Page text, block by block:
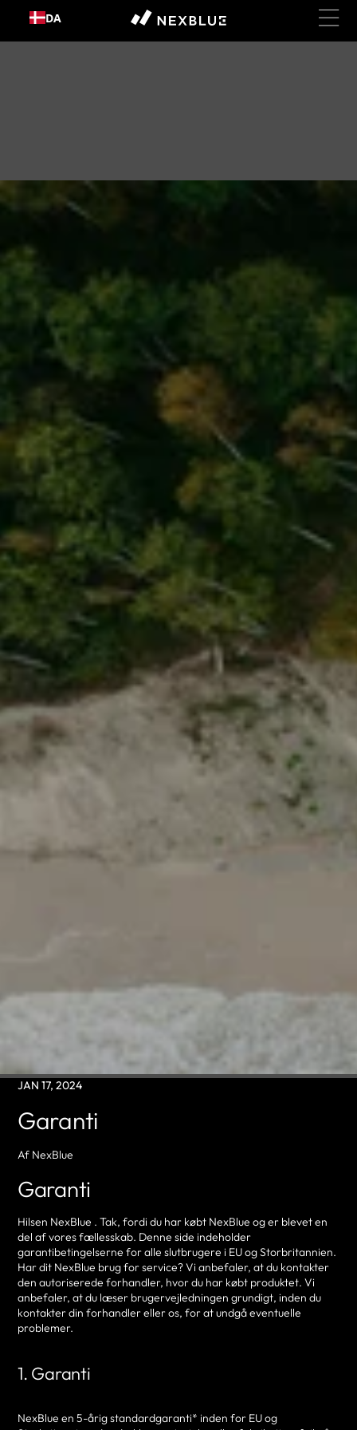
Gå til
indhold
DA
JAN 17, 2024
Garanti
Af NexBlue
Garanti
Hilsen NexBlue . Tak, fordi du har købt NexBlue og er blevet en
del af vores fællesskab. Denne side indeholder
garantibetingelserne for alle slutbrugere i EU og Storbritannien.
Har dit NexBlue brug for service? Vi anbefaler, at du kontakter
den autoriserede forhandler, hvor du har købt produktet. Vi
anbefaler, at du læser brugervejledningen grundigt, inden du
kontakter din forhandler eller os, for at undgå eventuelle
problemer.
1. Garanti
NexBlue en 5-årig standardgaranti* inden for EU og